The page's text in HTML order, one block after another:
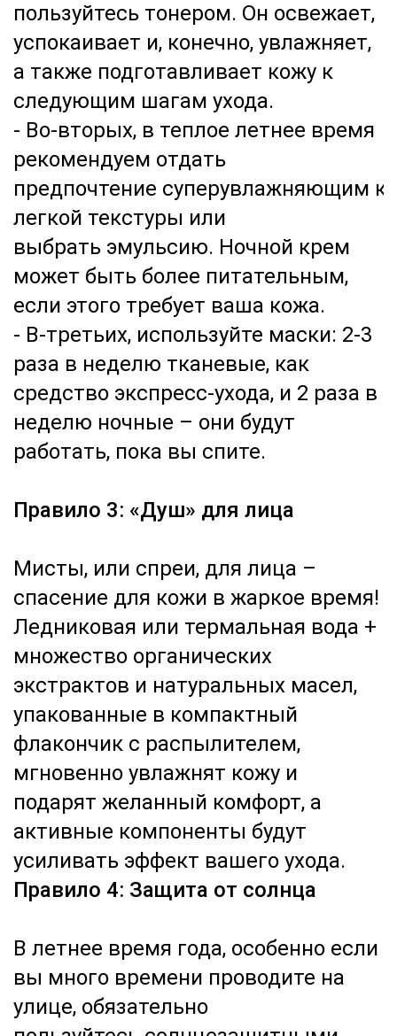
пользуйтесь тонером. Он освежает,
успокаивает и, конечно, увлажняет,
а также подготавливает кожу к
следующим шагам ухода.
- Во-вторых, в теплое летнее время
рекомендуем отдать
предпочтение суперувлажняющим
легкой текстуры или
выбрать эмульсию. Ночной крем
может быть более питательным,
если этого требует ваша кожа.
- В-третьих, используйте маски: 2-3
раза в неделю тканевые, как
средство экспресс-ухода, и 2 раза в
неделю ночные – они будут
работать, пока вы спите.
Правило 3: «Душ» для лица
Мисты, или спреи, для лица –
спасение для кожи в жаркое время!
Ледниковая или термальная вода +
множество органических
экстрактов и натуральных масел,
упакованные в компактный
флакончик с распылителем,
мгновенно увлажнят кожу и
подарят желанный комфорт, а
активные компоненты будут
усиливать эффект вашего ухода.
Правило 4: Защита от солнца
В летнее время года, особенно если
вы много времени проводите на
улице, обязательно